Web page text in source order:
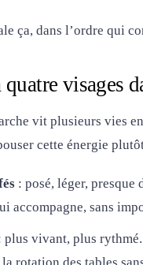
ça, dans l’ordre qui
quatre visages
vit plusieurs vies
cette énergie
: posé, léger, presque
accompagne, sans
vivant, plus rythmé.